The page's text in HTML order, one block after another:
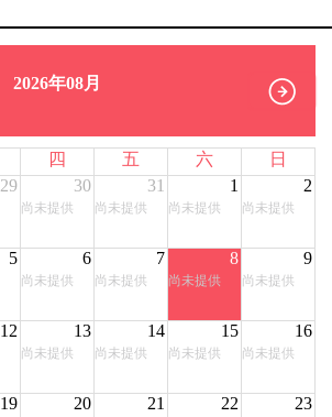
2026年08月
四 五 六
日
29 30
尚未提供
31
尚未提供
1
尚未提供
2
尚未提供
5 6
尚未提供
7
尚未提供
8
尚未提供
9
尚未提供
12 13
尚未提供
14
尚未提供
15
尚未提供
16
尚未提供
19 20 21 22 23